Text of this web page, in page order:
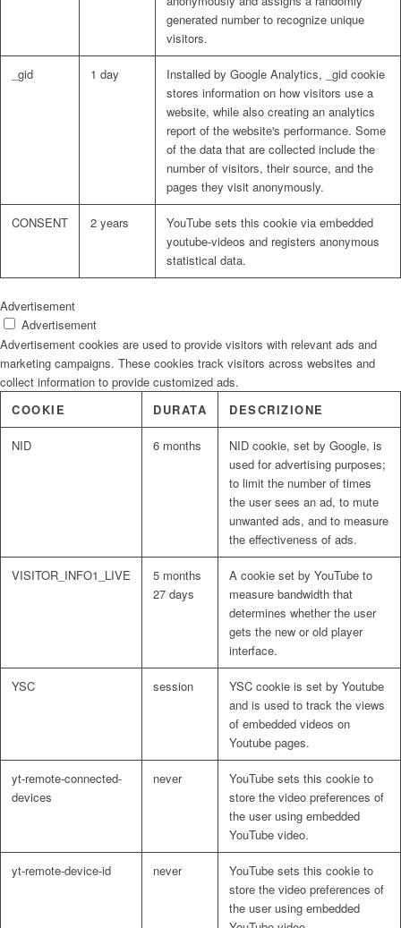
generated number to recognize unique
visitors.
_gid 1 day
Installed by Google Analytics, _gid cookie
stores information on how visitors use a
website, while also creating an analytics
report of the website's performance. Some
of the data that are collected include the
number of visitors, their source, and the
pages they visit anonymously.
CONSENT 2 years
YouTube sets this cookie via embedded
youtube-videos and registers anonymous
statistical data.
Advertisement
Advertisement
Advertisement cookies are used to provide visitors with relevant ads and
marketing campaigns. These cookies track visitors across websites and
collect information to provide customized ads.
COOKIE
DURATA DESCRIZIONE
NID 6 months
NID cookie, set by Google, is
used for advertising purposes;
to limit the number of times
the user sees an ad, to mute
unwanted ads, and to measure
the effectiveness of ads.
VISITOR_INFO1_LIVE
5 months
27 days
A cookie set by YouTube to
measure bandwidth that
determines whether the user
gets the new or old player
interface.
YSC session
YSC cookie is set by Youtube
and is used to track the views
of embedded videos on
Youtube pages.
yt-remote-connected-
devices
never
YouTube sets this cookie to
store the video preferences of
the user using embedded
YouTube video.
yt-remote-device-id never
YouTube sets this cookie to
store the video preferences of
the user using embedded